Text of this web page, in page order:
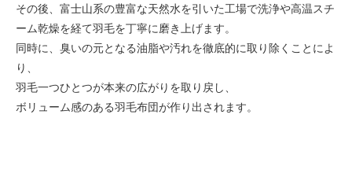
その後、富士山系の豊富な天然水を引いた工場で洗浄や高温スチ
ーム乾燥を経て羽毛を丁寧に磨き上げます。
同時に、臭いの元となる油脂や汚れを徹底的に取り除くことによ
り、
羽毛一つひとつが本来の広がりを取り戻し、
ボリューム感のある羽毛布団が作り出されます。